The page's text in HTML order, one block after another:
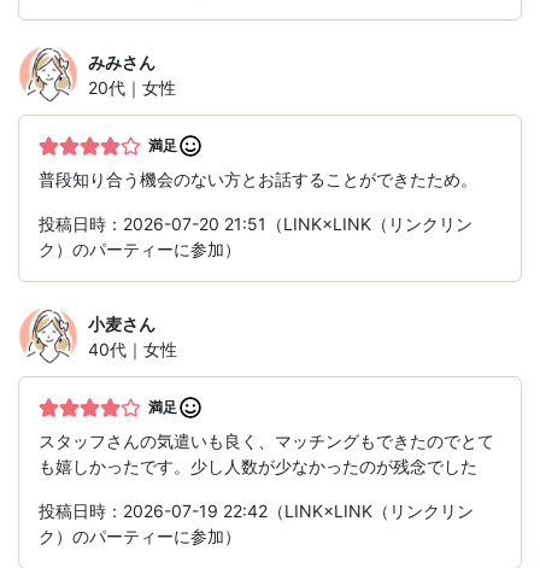
みみさん
20代｜女性
満足
普段知り合う機会のない方とお話することができたため。
投稿日時：2026-07-20 21:51（LINK×LINK（リンクリン
ク）のパーティーに参加）
小麦さん
40代｜女性
満足
スタッフさんの気遣いも良く、マッチングもできたのでとて
も嬉しかったです。少し人数が少なかったのが残念でした
投稿日時：2026-07-19 22:42（LINK×LINK（リンクリン
ク）のパーティーに参加）